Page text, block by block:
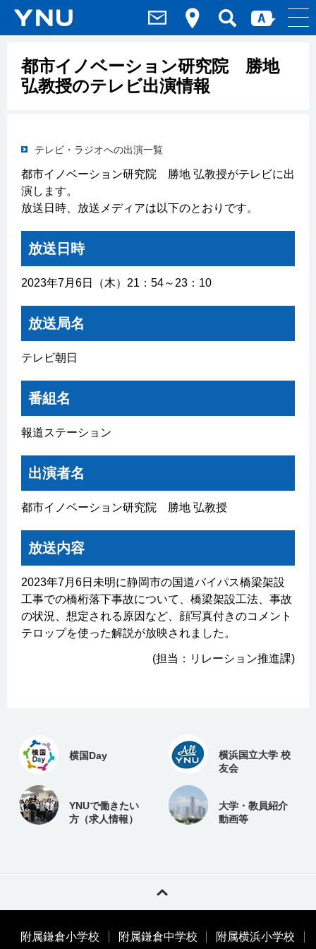
都市イノベーション研究院 勝地
弘教授のテレビ出演情報
テレビ・ラジオへの出演一覧
都市イノベーション研究院 勝地 弘教授がテレビに出
演します。
放送日時、放送メディアは以下のとおりです。
放送日時
2023年7月6日（木）21：54～23：10
放送局名
テレビ朝日
番組名
報道ステーション
出演者名
都市イノベーション研究院 勝地 弘教授
放送内容
2023年7月6日未明に静岡市の国道バイパス橋梁架設
工事での橋桁落下事故について、橋梁架設工法、事故
の状況、想定される原因など、顔写真付きのコメント
テロップを使った解説が放映されました。
(担当：リレーション推進課)
横国Day
横浜国立大学 校
友会
YNUで働きたい
方（求人情報）
大学・教員紹介
動画等
附属鎌倉小学校 附属鎌倉中学校 附属横浜小学校